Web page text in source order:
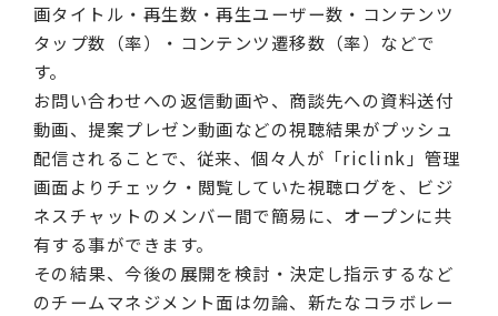
画タイトル・再生数・再生ユーザー数・コンテンツ
タップ数（率）・コンテンツ遷移数（率）などで
す。
お問い合わせへの返信動画や、商談先への資料送付
動画、提案プレゼン動画などの視聴結果がプッシュ
配信されることで、従来、個々人が「riclink」管理
画面よりチェック・閲覧していた視聴ログを、ビジ
ネスチャットのメンバー間で簡易に、オープンに共
有する事ができます。
その結果、今後の展開を検討・決定し指示するなど
のチームマネジメント面は勿論、新たなコラボレー